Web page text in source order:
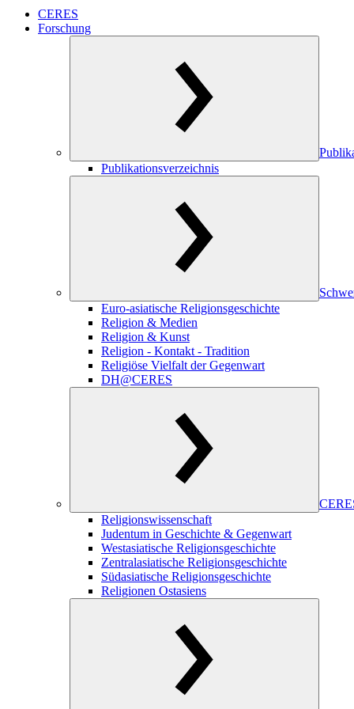
CERES
Forschung
Publikationsverzeichnis
Euro-asiatische Religionsgeschichte
Religion & Medien
Religion & Kunst
Religion - Kontakt - Tradition
Religiöse Vielfalt der Gegenwart
DH@CERES
Religionswissenschaft
Judentum in Geschichte & Gegenwart
Westasiatische Religionsgeschichte
Zentralasiatische Religionsgeschichte
Südasiatische Religionsgeschichte
Religionen Ostasiens